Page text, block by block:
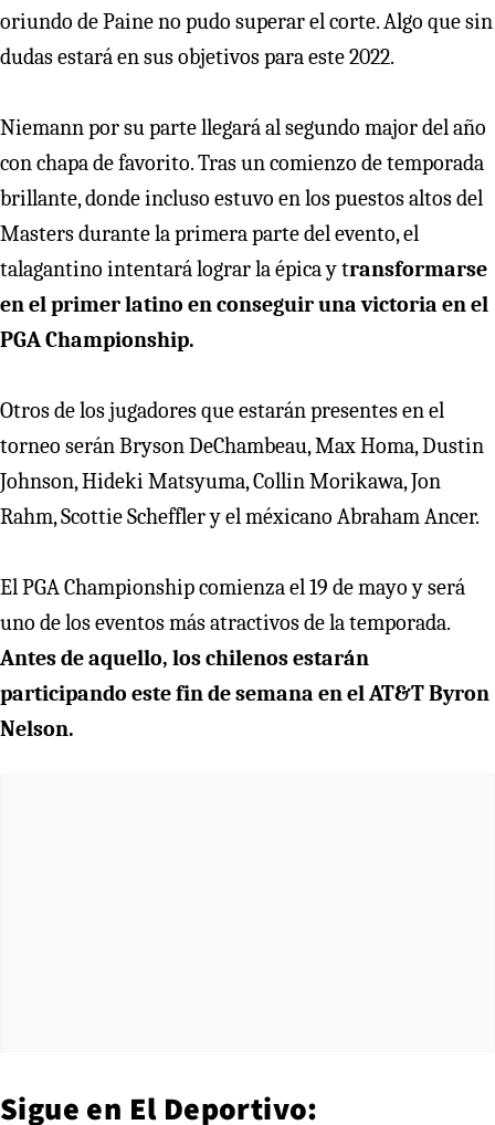
oriundo de Paine no pudo superar el corte. Algo que sin
dudas estará en sus objetivos para este 2022.
Niemann por su parte llegará al segundo major del año
con chapa de favorito. Tras un comienzo de temporada
brillante, donde incluso estuvo en los puestos altos del
Masters durante la primera parte del evento, el
talagantino intentará lograr la épica y transformarse
en el primer latino en conseguir una victoria en el
PGA Championship.
Otros de los jugadores que estarán presentes en el
torneo serán Bryson DeChambeau, Max Homa, Dustin
Johnson, Hideki Matsyuma, Collin Morikawa, Jon
Rahm, Scottie Scheffler y el méxicano Abraham Ancer.
El PGA Championship comienza el 19 de mayo y será
uno de los eventos más atractivos de la temporada.
Antes de aquello, los chilenos estarán
participando este fin de semana en el AT&T Byron
Nelson.
Sigue en El Deportivo: